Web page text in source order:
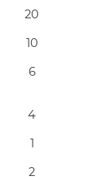
20
10
6
4
1
2